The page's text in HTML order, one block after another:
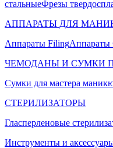
стальныеФрезы
АППАРАТЫ ДЛЯ
Аппараты FilingАппараты
ЧЕМОДАНЫ И СУМКИ
Сумки для мастера
СТЕРИЛИЗАТОРЫ
Гласперленовые
Инструменты и